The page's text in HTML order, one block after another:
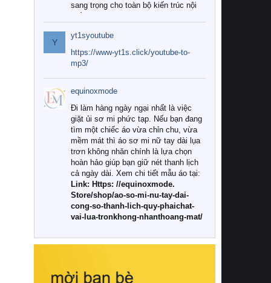
sang trọng cho toàn bộ kiến trúc nội
Tuy nhiên, giữa thị trường đa dạng
với vô vàn thương hiệu và mẫu mã
như hiện nay, làm thế nào để chọn
được những bộ chăn ga gối đệm cao
cấp thực sự chất lượng, phù hợp với
khí hậu và nhu cầu sử dụng của gia
đình? Hãy cùng chúng tôi đi tìm lời
giải đáp chi tiết qua bài viết dưới đây.
1. Tại sao các gia đình hiện đại lại ưa
chuộng chăn ga gối đệm cao cấp?
Khác với các dòng sản phẩm thông
thường, những bộ chăn ga gối đệm
cao cấp trải qua quy trình sản xuất
nghiêm ngặt từ khâu chọn lọc nguyên
liệu tự nhiên đến công nghệ dệt
nhuộm hiện đại không chứa hóa chất
này, bạn sẽ cảm nhận rõ rệt sự khác
hồi chuẩn xác của phần đệm nâng đỡ
Y
yt1syoutube
https://www-yt1s.click/youtube-to-
mp3/
equinoxmode
Đi làm hàng ngày ngại nhất là việc
giặt ủi sơ mi phức tạp. Nếu bạn đang
tìm một chiếc áo vừa chỉn chu, vừa
mềm mát thì áo sơ mi nữ tay dài lụa
trơn không nhăn chính là lựa chọn
hoàn hảo giúp bạn giữ nét thanh lịch
cả ngày dài. Xem chi tiết mẫu áo tại:
Link: Https: //equinoxmode.
Store/shop/ao-so-mi-nu-tay-dai-
cong-so-thanh-lich-quy-phaichat-
vai-lua-tronkhong-nhanthoang-mat/